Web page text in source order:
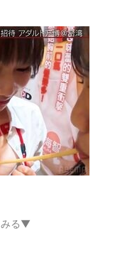
みる▼